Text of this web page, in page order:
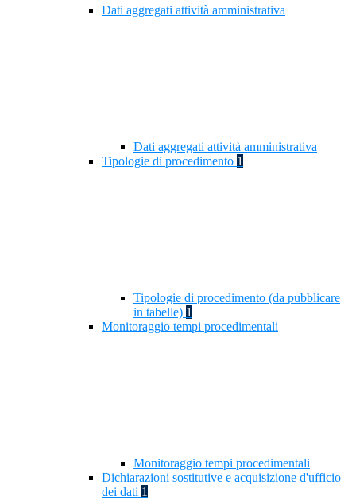
Dati aggregati attività amministrativa
Dati aggregati attività amministrativa
Tipologie di procedimento 1
Tipologie di procedimento (da pubblicare
in tabelle) 1
Monitoraggio tempi procedimentali
Monitoraggio tempi procedimentali
Dichiarazioni sostitutive e acquisizione d'ufficio
dei dati 1